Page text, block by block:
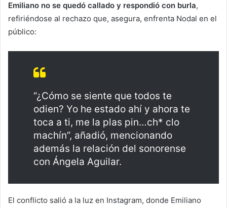
Emiliano no se quedó callado y respondió con burla,
refiriéndose al rechazo que, asegura, enfrenta Nodal en el
público:
“¿Cómo se siente que todos te
odien? Yo he estado ahí y ahora te
toca a ti, me la plas pin…ch* clo
machín”, añadió, mencionando
además la relación del sonorense
con Ángela Aguilar.
El conflicto salió a la luz en Instagram, donde Emiliano